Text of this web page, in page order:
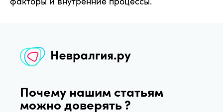
Почему нашим статьям
можно доверять ?